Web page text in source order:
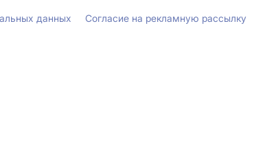
данных Согласие на рекламную рассылку